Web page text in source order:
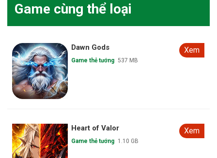
Game cùng thể loại
Dawn Gods
Game thẻ tướng 537 MB
Xem
Heart of Valor
Game thẻ tướng 1.10 GB
Xem